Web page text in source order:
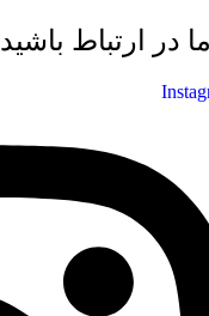
در ارتباط باشید